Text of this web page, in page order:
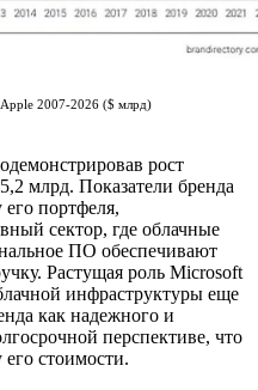
2007-2026 ($ млрд)
рост
млрд. Показатели бренда
портфеля,
сектор, где облачные
ПО обеспечивают
Растущая роль Microsoft
инфраструктуры еще
как надежного и
перспективе, что
его стоимости.